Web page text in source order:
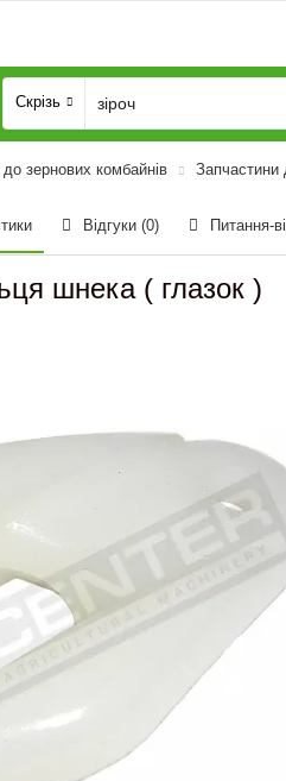
Скрізь
зернових комбайнів Запчастини
Відгуки (0) Питання-
шнека ( глазок )